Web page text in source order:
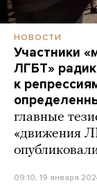
НОВОСТИ
Участники
ЛГБТ»
к
главные
«движения
09:10, 19 января